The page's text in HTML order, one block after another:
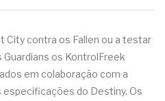
City contra os Fallen ou a testar
os KontrolFreek
em colaboração com a
especificações do Destiny. Os